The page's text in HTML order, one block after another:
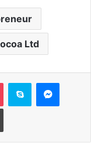
Ltd
Pocket Skype
Imprimer